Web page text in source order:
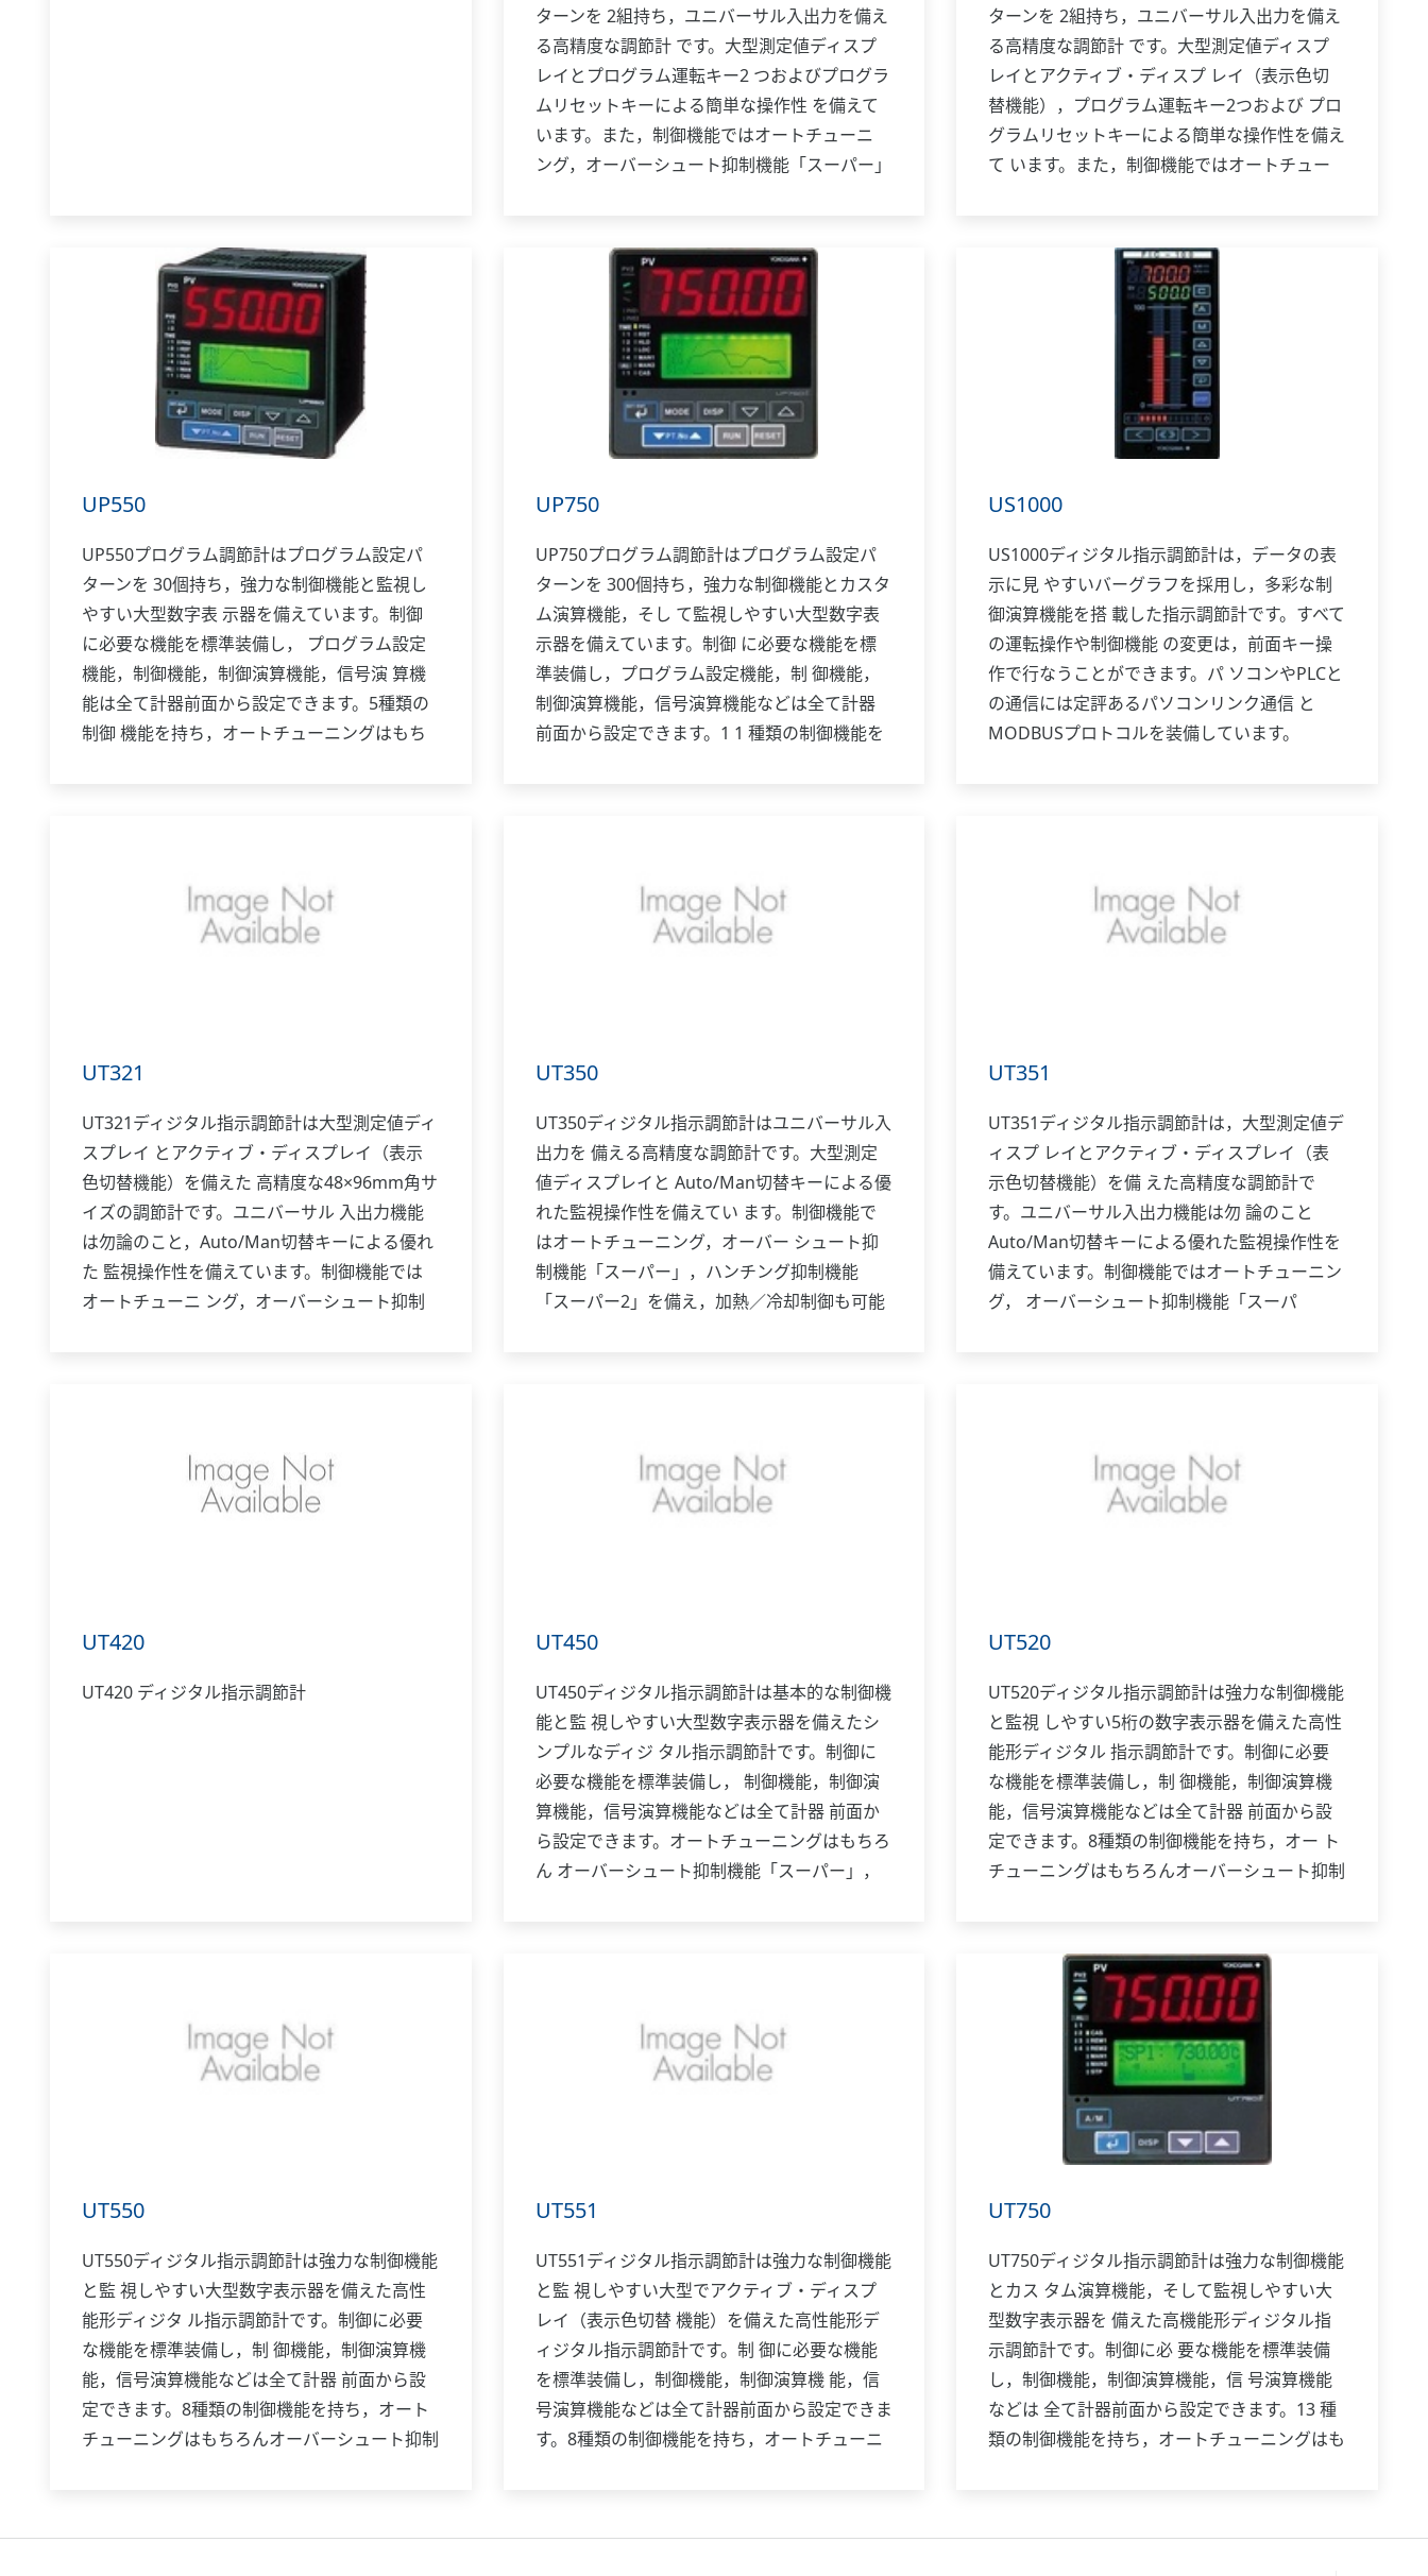
ターンを 2組持ち，ユニバーサル入出力を備え
る高精度な調節計 です。大型測定値ディスプ
レイとプログラム運転キー2 つおよびプログラ
ムリセットキーによる簡単な操作性 を備えて
います。また，制御機能ではオートチューニ
ング，オーバーシュート抑制機能「スーパー」
ターンを 2組持ち，ユニバーサル入出力を備え
る高精度な調節計 です。大型測定値ディスプ
レイとアクティブ・ディスプ レイ（表示色切
替機能），プログラム運転キー2つおよび プロ
グラムリセットキーによる簡単な操作性を備え
て います。また，制御機能ではオートチュー
DCセンサ用供給電源も標準装備 しています。
UP550
UP550プログラム調節計はプログラム設定パ
ターンを 30個持ち，強力な制御機能と監視し
やすい大型数字表 示器を備えています。制御
に必要な機能を標準装備し， プログラム設定
機能，制御機能，制御演算機能，信号演 算機
能は全て計器前面から設定できます。5種類の
制御 機能を持ち，オートチューニングはもち
UP750
UP750プログラム調節計はプログラム設定パ
ターンを 300個持ち，強力な制御機能とカスタ
ム演算機能，そし て監視しやすい大型数字表
示器を備えています。制御 に必要な機能を標
準装備し，プログラム設定機能，制 御機能，
制御演算機能，信号演算機能などは全て計器
前面から設定できます。1 1 種類の制御機能を
US1000
US1000ディジタル指示調節計は，データの表
示に見 やすいバーグラフを採用し，多彩な制
御演算機能を搭 載した指示調節計です。すべて
の運転操作や制御機能 の変更は，前面キー操
作で行なうことができます。パ ソコンやPLCと
の通信には定評あるパソコンリンク通信 と
MODBUSプロトコルを装備しています。
UT321
UT321ディジタル指示調節計は大型測定値ディ
スプレイ とアクティブ・ディスプレイ（表示
色切替機能）を備えた 高精度な48×96mm角サ
イズの調節計です。ユニバーサル 入出力機能
は勿論のこと，Auto/Man切替キーによる優れ
た 監視操作性を備えています。制御機能では
オートチューニ ング，オーバーシュート抑制
にUT321は1クラス上の機 能と実力を備えた調
UT350
UT350ディジタル指示調節計はユニバーサル入
出力を 備える高精度な調節計です。大型測定
値ディスプレイと Auto/Man切替キーによる優
れた監視操作性を備えてい ます。制御機能で
はオートチューニング，オーバー シュート抑
制機能「スーパー」，ハンチング抑制機能
「スーパー2」を備え，加熱／冷却制御も可能
UT351
UT351ディジタル指示調節計は，大型測定値デ
ィスプ レイとアクティブ・ディスプレイ（表
示色切替機能）を備 えた高精度な調節計で
す。ユニバーサル入出力機能は勿 論のこと
Auto/Man切替キーによる優れた監視操作性を
備えています。制御機能ではオートチューニン
グ， オーバーシュート抑制機能「スーパ
UT351は1クラス上の機能と実力を備えた調節
UT420
UT420 ディジタル指示調節計
UT450
UT450ディジタル指示調節計は基本的な制御機
能と監 視しやすい大型数字表示器を備えたシ
ンプルなディジ タル指示調節計です。制御に
必要な機能を標準装備し， 制御機能，制御演
算機能，信号演算機能などは全て計器 前面か
ら設定できます。オートチューニングはもちろ
ん オーバーシュート抑制機能「スーパー」，
UT520
UT520ディジタル指示調節計は強力な制御機能
と監視 しやすい5桁の数字表示器を備えた高性
能形ディジタル 指示調節計です。制御に必要
な機能を標準装備し，制 御機能，制御演算機
能，信号演算機能などは全て計器 前面から設
定できます。8種類の制御機能を持ち，オー ト
チューニングはもちろんオーバーシュート抑制
48mm（幅）×96mm（高さ）と 小形で，省ス
ペース対応設計です。
UT550
UT550ディジタル指示調節計は強力な制御機能
と監 視しやすい大型数字表示器を備えた高性
能形ディジタ ル指示調節計です。制御に必要
な機能を標準装備し，制 御機能，制御演算機
能，信号演算機能などは全て計器 前面から設
定できます。8種類の制御機能を持ち，オート
チューニングはもちろんオーバーシュート抑制
UT551
UT551ディジタル指示調節計は強力な制御機能
と監 視しやすい大型でアクティブ・ディスプ
レイ（表示色切替 機能）を備えた高性能形デ
ィジタル指示調節計です。制 御に必要な機能
を標準装備し，制御機能，制御演算機 能，信
号演算機能などは全て計器前面から設定できま
す。8種類の制御機能を持ち，オートチューニ
UT750
UT750ディジタル指示調節計は強力な制御機能
とカス タム演算機能，そして監視しやすい大
型数字表示器を 備えた高機能形ディジタル指
示調節計です。制御に必 要な機能を標準装備
し，制御機能，制御演算機能，信 号演算機能
などは 全て計器前面から設定できます。13 種
類の制御機能を持ち，オートチューニングはも